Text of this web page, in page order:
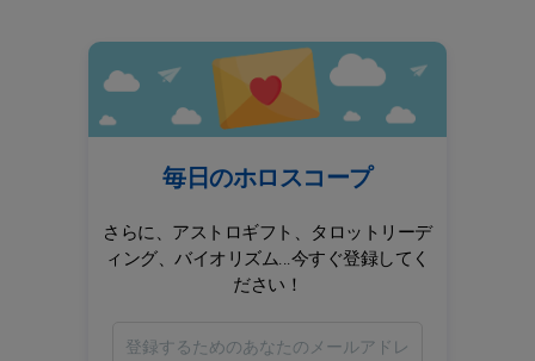
毎日のホロスコープ
さらに、アストロギフト、タロットリーデ
ィング、バイオリズム...今すぐ登録してく
ださい！